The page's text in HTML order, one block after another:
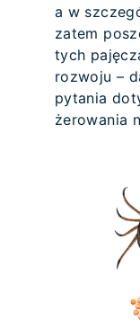
a w
zatem
tych
rozwoju –
pytania
żerowania